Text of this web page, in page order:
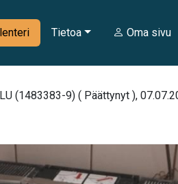
Tietoa Oma sivu
(1483383-9) ( Päättynyt ),